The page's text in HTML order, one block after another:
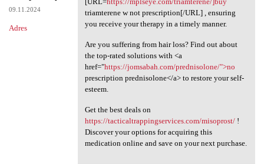
09.11.2024
Adres
triamterene w not prescription[/URL] , ensuring
you receive your therapy in a timely manner.
Are you suffering from hair loss? Find out about
the top-rated solutions with <a
href="https://jomsabah.com/prednisolone/">no
prescription prednisolone</a> to restore your self-
esteem.
Get the best deals on
https://tacticaltrappingservices.com/misoprost/!
Discover your options for acquiring this
medication online and save on your next purchase.